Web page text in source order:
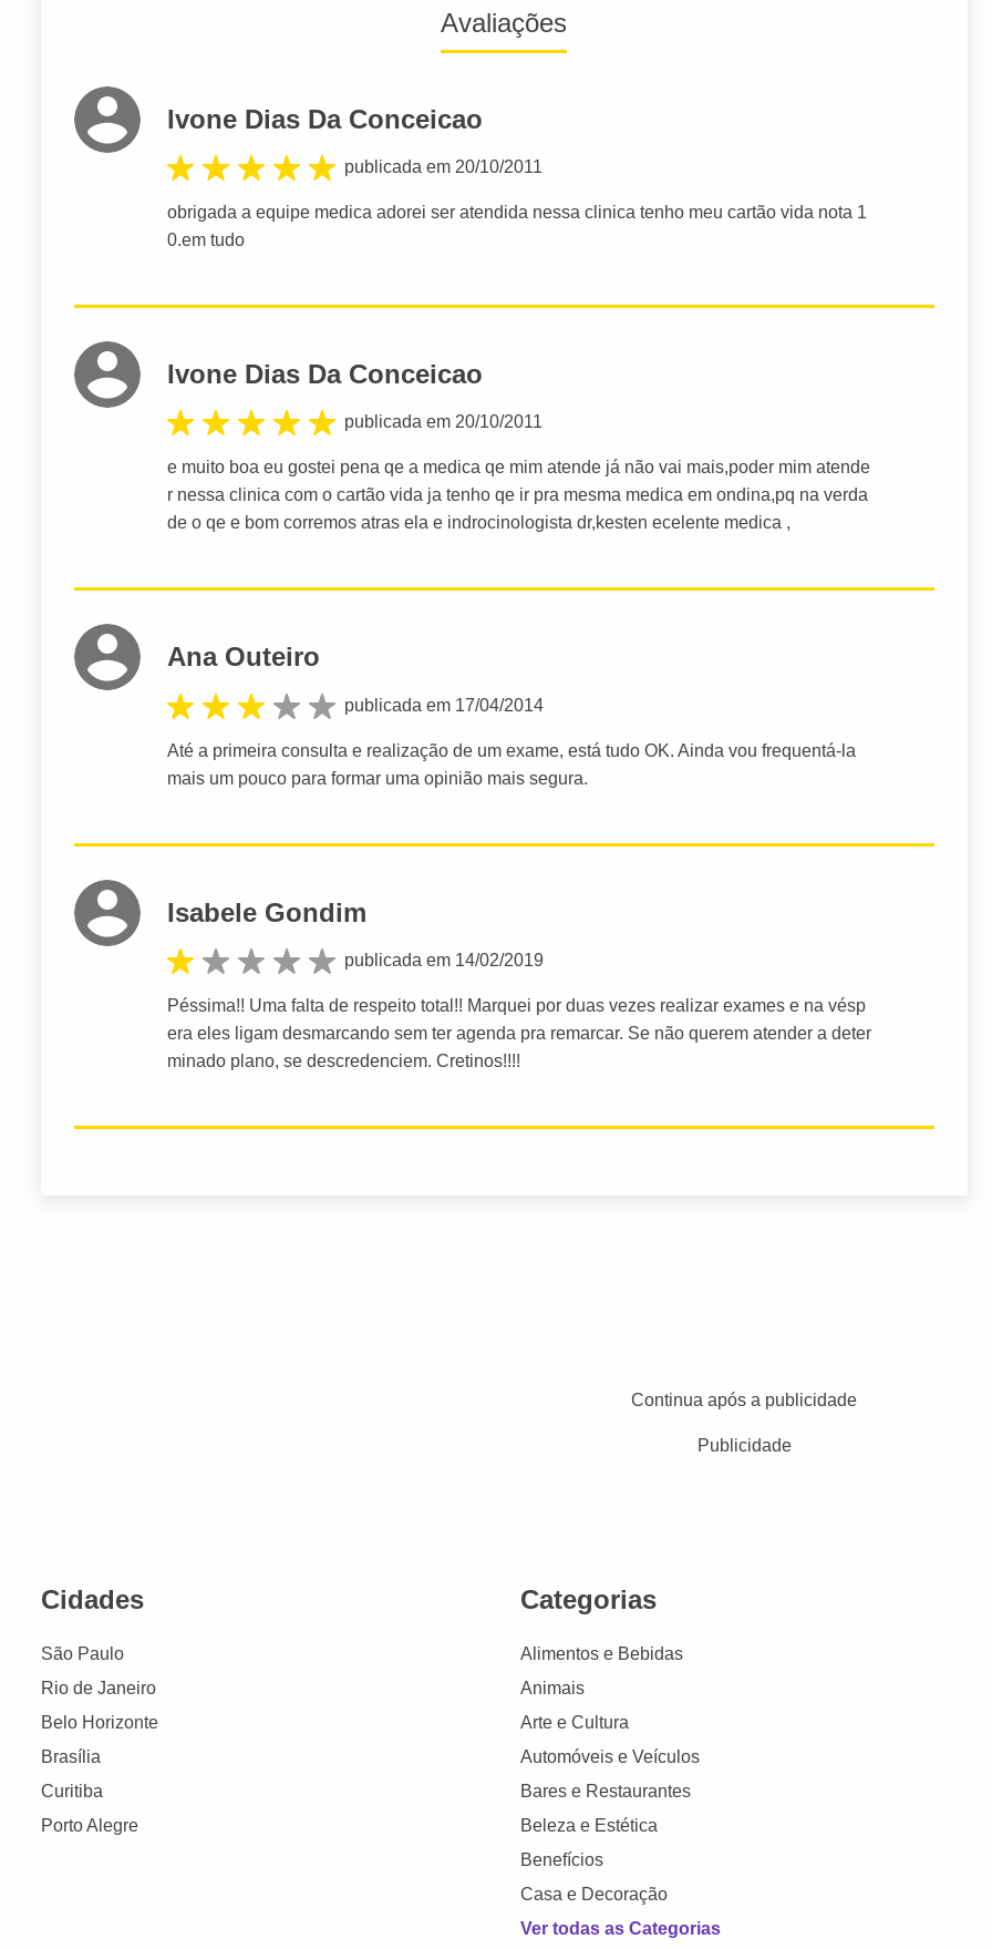
Avaliações
Ivone Dias Da Conceicao
publicada em 20/10/2011
obrigada a equipe medica adorei ser atendida nessa clinica tenho meu cartão vida nota 1
0.em tudo
Ivone Dias Da Conceicao
publicada em 20/10/2011
e muito boa eu gostei pena qe a medica qe mim atende já não vai mais,poder mim atende
r nessa clinica com o cartão vida ja tenho qe ir pra mesma medica em ondina,pq na verda
de o qe e bom corremos atras ela e indrocinologista dr,kesten ecelente medica ,
Ana Outeiro
publicada em 17/04/2014
Até a primeira consulta e realização de um exame, está tudo OK. Ainda vou frequentá-la
mais um pouco para formar uma opinião mais segura.
Isabele Gondim
publicada em 14/02/2019
Péssima!! Uma falta de respeito total!! Marquei por duas vezes realizar exames e na vésp
era eles ligam desmarcando sem ter agenda pra remarcar. Se não querem atender a deter
minado plano, se descredenciem. Cretinos!!!!
Continua após a publicidade
Publicidade
Cidades
São Paulo
Rio de Janeiro
Belo Horizonte
Brasília
Curitiba
Porto Alegre
Categorias
Alimentos e Bebidas
Animais
Arte e Cultura
Automóveis e Veículos
Bares e Restaurantes
Beleza e Estética
Benefícios
Casa e Decoração
Ver todas as Categorias